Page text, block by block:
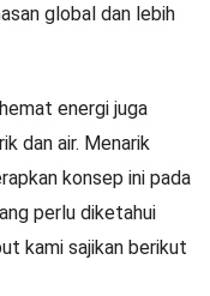
global dan lebih
energi juga
dan air. Menarik
konsep ini pada
perlu diketahui
kami sajikan berikut